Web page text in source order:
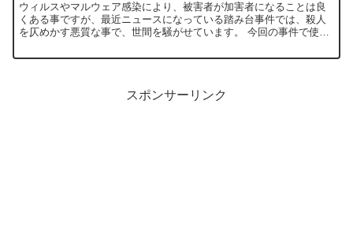
ウィルスやマルウェア感染により、被害者が加害者になることは良
くある事ですが、最近ニュースになっている踏み台事件では、殺人
を仄めかす悪質な事で、世間を騒がせています。 今回の事件で使わ
スポンサーリンク